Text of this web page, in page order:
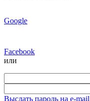
Google
Facebook
или
Выслать пароль на e-mail